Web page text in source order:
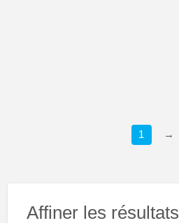
1 →
Affiner les résultats